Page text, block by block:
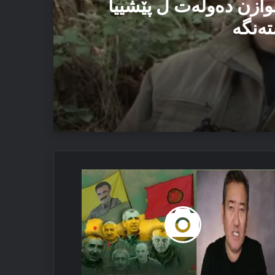
دەولەت ل پێشییا
ئاستەنگە
ئەڤ تاوان دوبارە نەبن